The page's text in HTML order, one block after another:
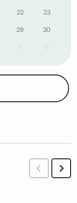
22 23
29 30
5 6